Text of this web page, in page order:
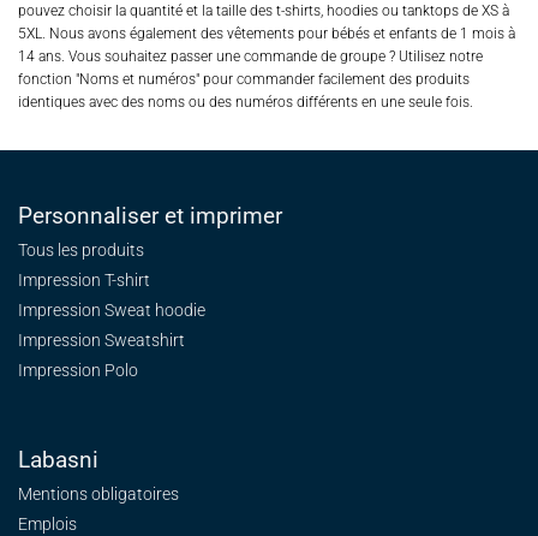
pouvez choisir la quantité et la taille des t-shirts, hoodies ou tanktops de XS à
5XL. Nous avons également des vêtements pour bébés et enfants de 1 mois à
14 ans. Vous souhaitez passer une commande de groupe ? Utilisez notre
fonction "Noms et numéros" pour commander facilement des produits
identiques avec des noms ou des numéros différents en une seule fois.
Personnaliser et imprimer
Tous les produits
Impression T-shirt
Impression Sweat hoodie
Impression Sweatshirt
Impression Polo
Labasni
Mentions obligatoires
Emplois